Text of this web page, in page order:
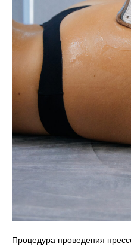
Процедура проведения